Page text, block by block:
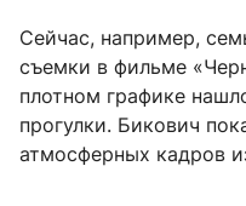
Сейчас, например,
съемки в фильме
плотном графике
прогулки. Бикович
атмосферных кадров